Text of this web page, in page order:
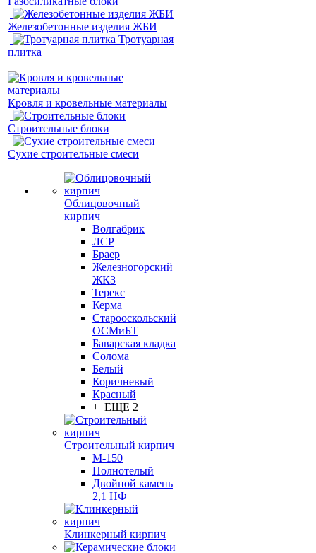
Железобетонные изделия ЖБИ
Тротуарная
плитка
Кровля и кровельные материалы
Строительные блоки
Сухие строительные смеси
Облицовочный
кирпич
Волгабрик
ЛСР
Браер
Железногорский
ЖКЗ
Терекс
Керма
Старооскольский
ОСМиБТ
Баварская кладка
Солома
Белый
Коричневый
Красный
+ ЕЩЕ 2
Строительный кирпич
М-150
Полнотелый
Двойной камень
2,1 НФ
Клинкерный кирпич